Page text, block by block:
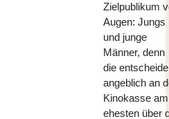
Zielpublikum
Augen: Jungs
und junge
Männer, denn
die
angeblich an
Kinokasse am
ehesten über